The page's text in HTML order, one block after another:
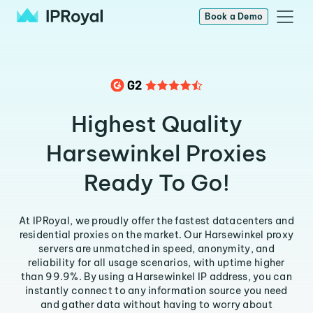
Book a Demo
Highest Quality
Harsewinkel Proxies
Ready To Go!
At IPRoyal, we proudly offer the fastest datacenters and
residential proxies on the market. Our Harsewinkel proxy
servers are unmatched in speed, anonymity, and
reliability for all usage scenarios, with uptime higher
than 99.9%. By using a Harsewinkel IP address, you can
instantly connect to any information source you need
and gather data without having to worry about